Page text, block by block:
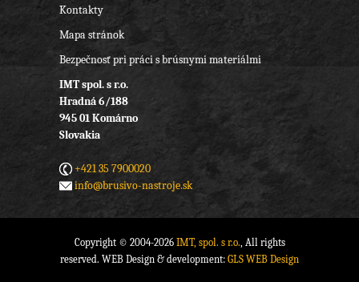
Kontakty
Mapa stránok
Bezpečnosť pri práci s brúsnymi materiálmi
IMT spol. s r.o.
Hradná 6/188
945 01 Komárno
Slovakia
+421 35 7900020
info@brusivo-nastroje.sk
Copyright © 2004-2026 IMT, spol. s r.o., All rights
reserved. WEB Design & development: GLS WEB Design